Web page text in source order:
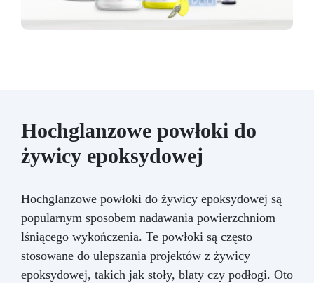
Hochglanzowe powłoki do
żywicy epoksydowej
Hochglanzowe powłoki do żywicy epoksydowej są
popularnym sposobem nadawania powierzchniom
lśniącego wykończenia. Te powłoki są często
stosowane do ulepszania projektów z żywicy
epoksydowej, takich jak stoły, blaty czy podłogi. Oto